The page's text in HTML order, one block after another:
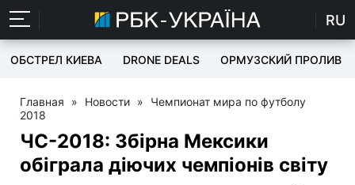
RU
ОБСТРЕЛ КИЕВА DRONE DEALS ОРМУЗСКИЙ ПРОЛИВ
Главная » Новости »
Чемпионат мира по футболу
2018
ЧС-2018: Збірна Мексики
обіграла діючих чемпіонів світу